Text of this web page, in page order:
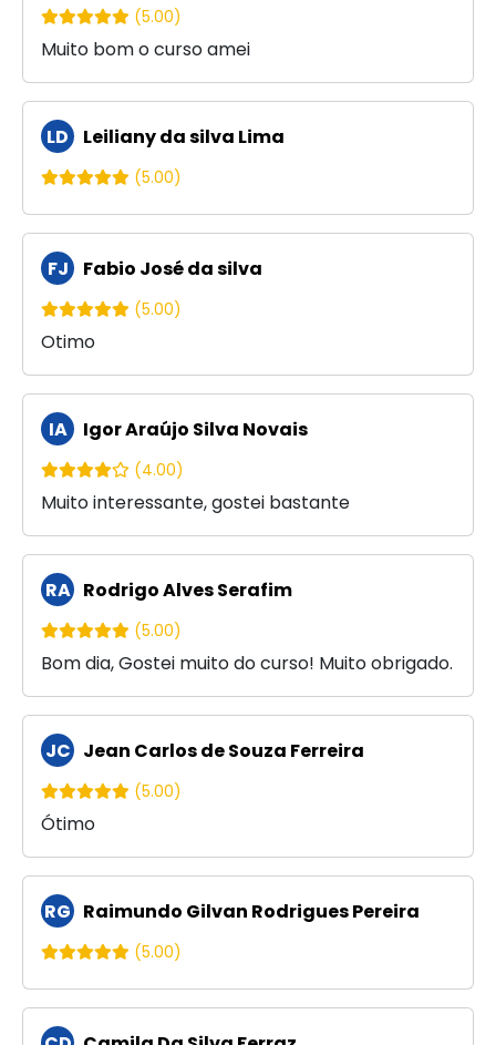
(5.00)
Muito bom o curso amei
LD Leiliany da silva Lima
(5.00)
FJ Fabio José da silva
(5.00)
Otimo
IA Igor Araújo Silva Novais
(4.00)
Muito interessante, gostei bastante
RA Rodrigo Alves Serafim
(5.00)
Bom dia, Gostei muito do curso! Muito obrigado.
JC Jean Carlos de Souza Ferreira
(5.00)
Ótimo
RG Raimundo Gilvan Rodrigues Pereira
(5.00)